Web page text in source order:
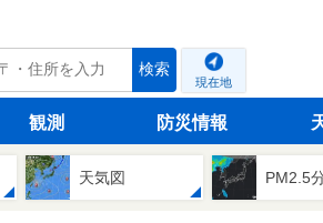
検索
現在地
観測 防災情報
天気図 PM2.5